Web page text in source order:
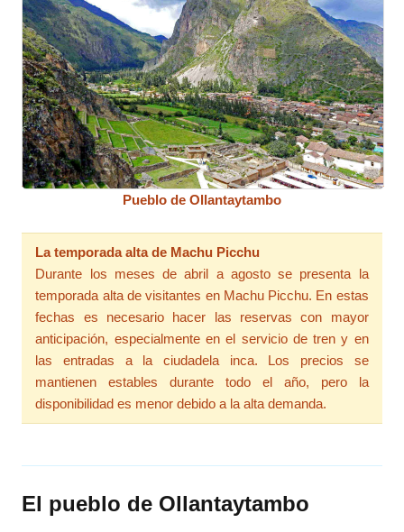
Pueblo de Ollantaytambo
La temporada alta de Machu Picchu
Durante los meses de abril a agosto se presenta la
temporada alta de visitantes en Machu Picchu. En estas
fechas es necesario hacer las reservas con mayor
anticipación, especialmente en el servicio de tren y en
las entradas a la ciudadela inca. Los precios se
mantienen estables durante todo el año, pero la
disponibilidad es menor debido a la alta demanda.
El pueblo de Ollantaytambo